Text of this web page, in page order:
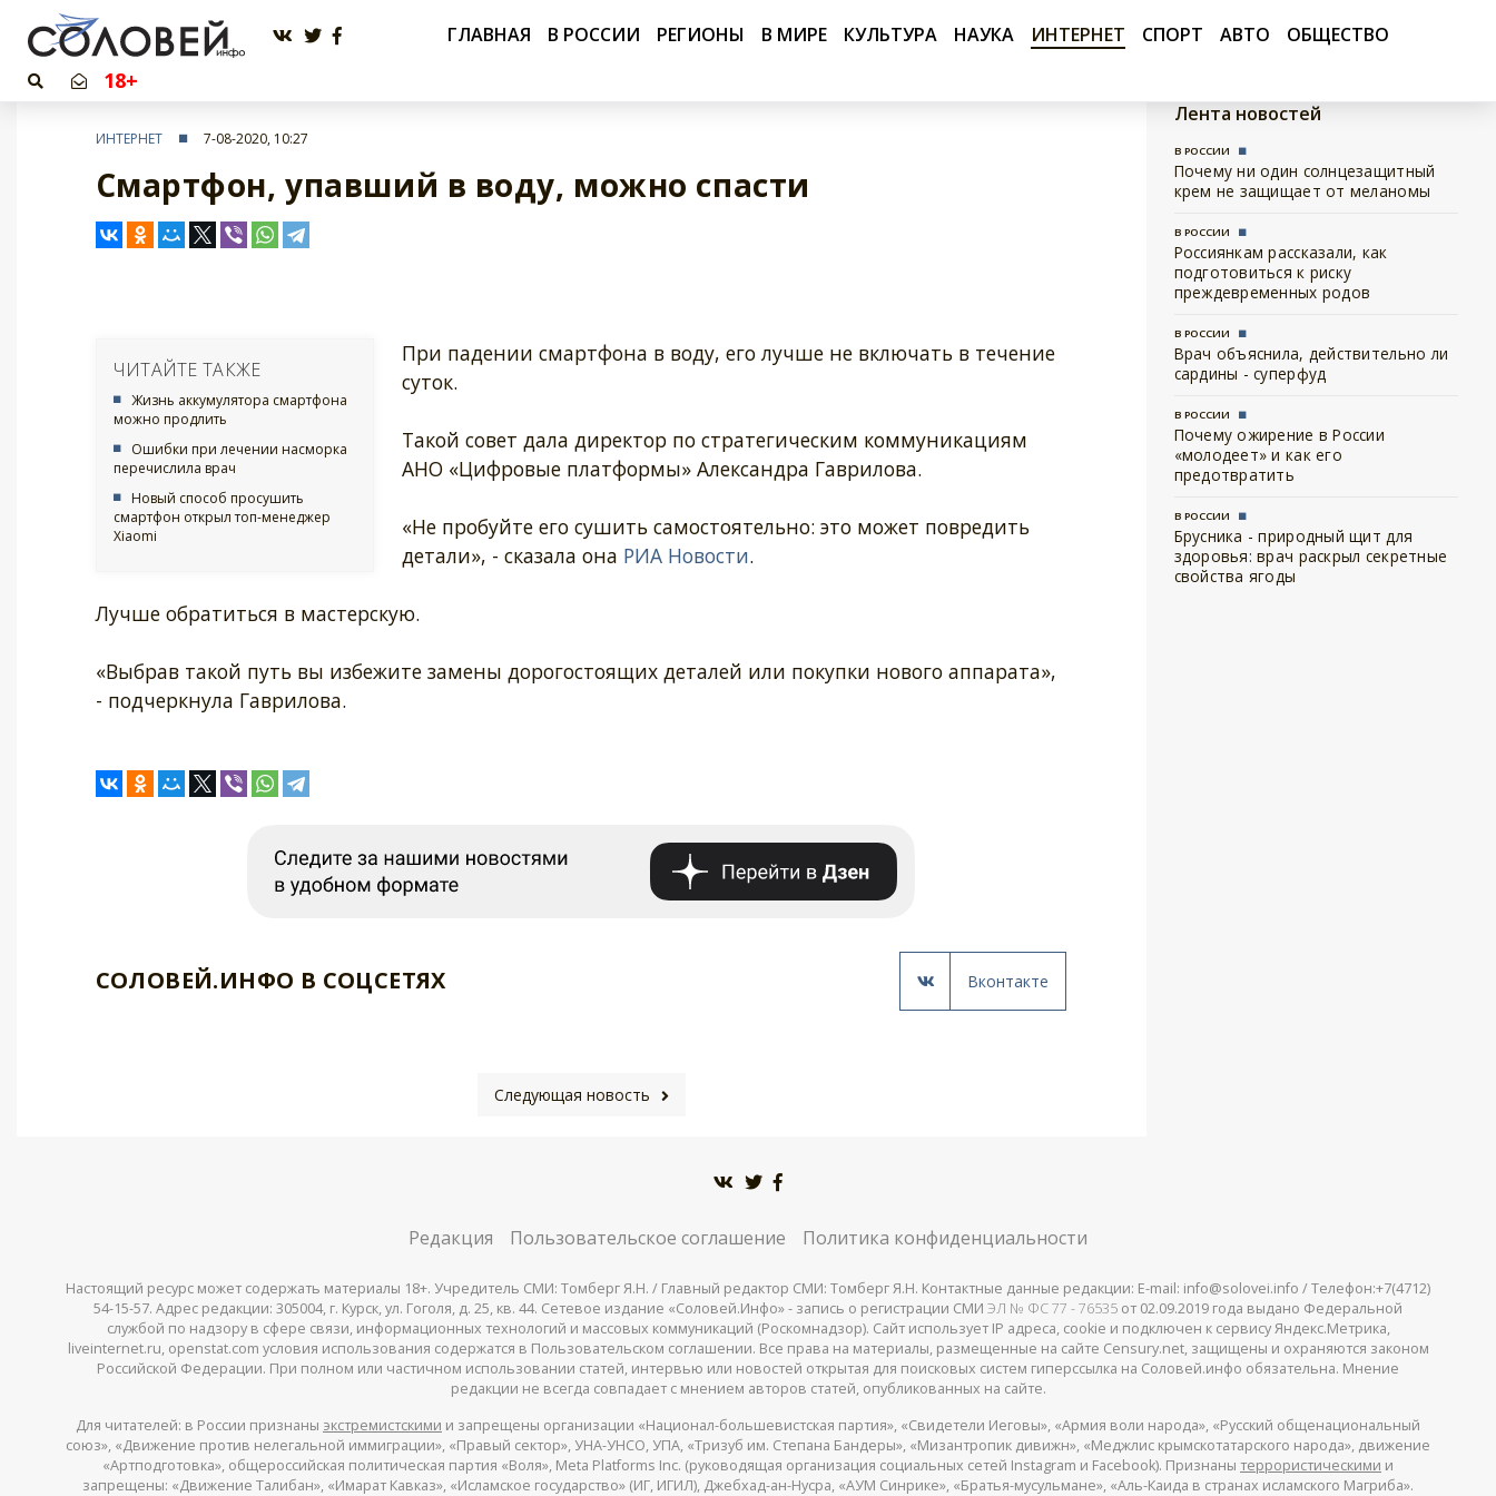
ГЛАВНАЯ В РОССИИ РЕГИОНЫ В МИРЕ КУЛЬТУРА НАУКА ИНТЕРНЕТ СПОРТ АВТО ОБЩЕСТВО
18+
ИНТЕРНЕТ 7-08-2020, 10:27
Смартфон, упавший в воду, можно спасти
ЧИТАЙТЕ ТАКЖЕ
Жизнь аккумулятора смартфона
можно продлить
Ошибки при лечении насморка
перечислила врач
Новый способ просушить
смартфон открыл топ-менеджер
Xiaomi
При падении смартфона в воду, его лучше не включать в течение
суток.
Такой совет дала директор по стратегическим коммуникациям
АНО «Цифровые платформы» Александра Гаврилова.
«Не пробуйте его сушить самостоятельно: это может повредить
детали», - сказала она РИА Новости.
Лучше обратиться в мастерскую.
«Выбрав такой путь вы избежите замены дорогостоящих деталей или покупки нового аппарата»,
- подчеркнула Гаврилова.
СОЛОВЕЙ.ИНФО В СОЦСЕТЯХ Вконтакте
Следующая новость
Лента новостей
В РОССИИ
Почему ни один солнцезащитный
крем не защищает от меланомы
В РОССИИ
Россиянкам рассказали, как
подготовиться к риску
преждевременных родов
В РОССИИ
Врач объяснила, действительно ли
сардины - суперфуд
В РОССИИ
Почему ожирение в России
«молодеет» и как его
предотвратить
В РОССИИ
Брусника - природный щит для
здоровья: врач раскрыл секретные
свойства ягоды
Редакция Пользовательское соглашение Политика конфиденциальности
Настоящий ресурс может содержать материалы 18+. Учредитель СМИ: Томберг Я.Н. / Главный редактор СМИ: Томберг Я.Н. Контактные данные редакции: E-mail: info@solovei.info / Телефон:+7(4712)
54-15-57. Адрес редакции: 305004, г. Курск, ул. Гоголя, д. 25, кв. 44. Сетевое издание «Соловей.Инфо» - запись о регистрации СМИ ЭЛ № ФС 77 - 76535 от 02.09.2019 года выдано Федеральной
службой по надзору в сфере связи, информационных технологий и массовых коммуникаций (Роскомнадзор). Сайт использует IP адреса, cookie и подключен к сервису Яндекс.Метрика,
liveinternet.ru, openstat.com условия использования содержатся в Пользовательском соглашении. Все права на материалы, размещенные на сайте Censury.net, защищены и охраняются законом
Российской Федерации. При полном или частичном использовании статей, интервью или новостей открытая для поисковых систем гиперссылка на Соловей.инфо обязательна. Мнение
редакции не всегда совпадает с мнением авторов статей, опубликованных на сайте.
Для читателей: в России признаны экстремистскими и запрещены организации «Национал-большевистская партия», «Свидетели Иеговы», «Армия воли народа», «Русский общенациональный
союз», «Движение против нелегальной иммиграции», «Правый сектор», УНА-УНСО, УПА, «Тризуб им. Степана Бандеры», «Мизантропик дивижн», «Меджлис крымскотатарского народа», движение
«Артподготовка», общероссийская политическая партия «Воля», Meta Platforms Inc. (руководящая организация социальных сетей Instagram и Facebook). Признаны террористическими и
запрещены: «Движение Талибан», «Имарат Кавказ», «Исламское государство» (ИГ, ИГИЛ), Джебхад-ан-Нусра, «АУМ Синрике», «Братья-мусульмане», «Аль-Каида в странах исламского Магриба».